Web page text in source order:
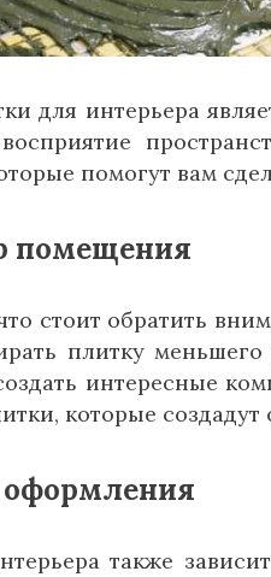
для интерьера
помогут вам
помещения
стоит обратить
плитку меньшего
интересные
которые
оформления
также